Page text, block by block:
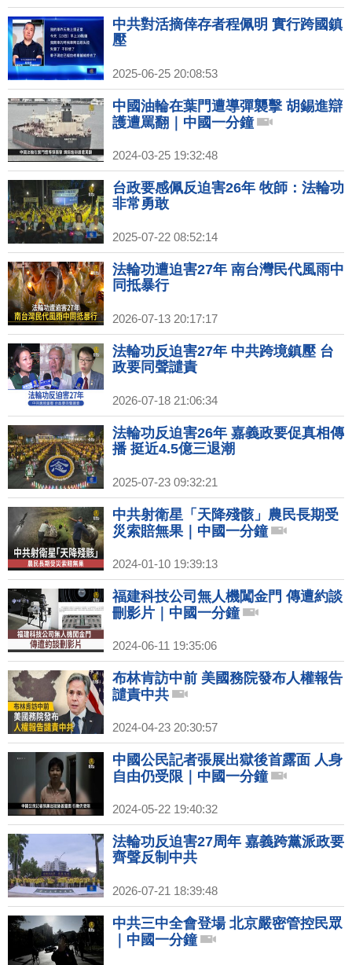
中共對活摘倖存者程佩明 實行跨國鎮
壓
2025-06-25 20:08:53
中國油輪在葉門遭導彈襲擊 胡錫進辯
護遭罵翻｜中國一分鐘
2024-03-25 19:32:48
台政要感佩反迫害26年 牧師：法輪功
非常勇敢
2025-07-22 08:52:14
法輪功遭迫害27年 南台灣民代風雨中
同抵暴行
2026-07-13 20:17:17
法輪功反迫害27年 中共跨境鎮壓 台
政要同聲譴責
2026-07-18 21:06:34
法輪功反迫害26年 嘉義政要促真相傳
播 挺近4.5億三退潮
2025-07-23 09:32:21
中共射衛星「天降殘骸」農民長期受
災索賠無果｜中國一分鐘
2024-01-10 19:39:13
福建科技公司無人機闖金門 傳遭約談
刪影片｜中國一分鐘
2024-06-11 19:35:06
布林肯訪中前 美國務院發布人權報告
譴責中共
2024-04-23 20:30:57
中國公民記者張展出獄後首露面 人身
自由仍受限｜中國一分鐘
2024-05-22 19:40:32
法輪功反迫害27周年 嘉義跨黨派政要
齊聲反制中共
2026-07-21 18:39:48
中共三中全會登場 北京嚴密管控民眾
｜中國一分鐘